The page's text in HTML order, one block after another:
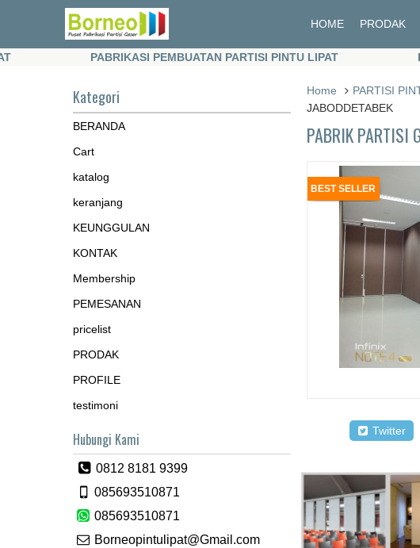
HOME PRODAK
PABRIKASI PEMBUATAN PARTISI PINTU LIPAT
Home
PARTISI
JABODDETABEK
PABRIK PARTISI
BEST SELLER
Twitter
Kategori
BERANDA
Cart
katalog
keranjang
KEUNGGULAN
KONTAK
Membership
PEMESANAN
pricelist
PRODAK
PROFILE
testimoni
Hubungi Kami
0812 8181 9399
085693510871
085693510871
Borneopintulipat@Gmail.com